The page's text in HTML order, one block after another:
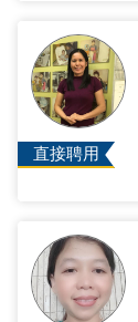
直接聘用